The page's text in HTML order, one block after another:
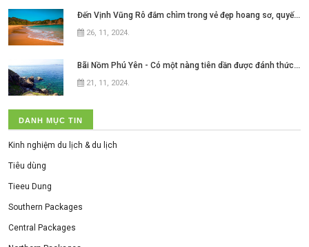
Đến Vịnh Vũng Rô đắm chìm trong vẻ đẹp hoang sơ, quyến rũ của
26, 11, 2024
Bãi Nồm Phú Yên - Có một nàng tiên dần được đánh thức ở xứ hoa vàng cỏ xanh
21, 11, 2024
DANH MỤC TIN
Kinh nghiệm du lịch & du lịch
Tiêu dùng
Tieeu Dung
Southern Packages
Central Packages